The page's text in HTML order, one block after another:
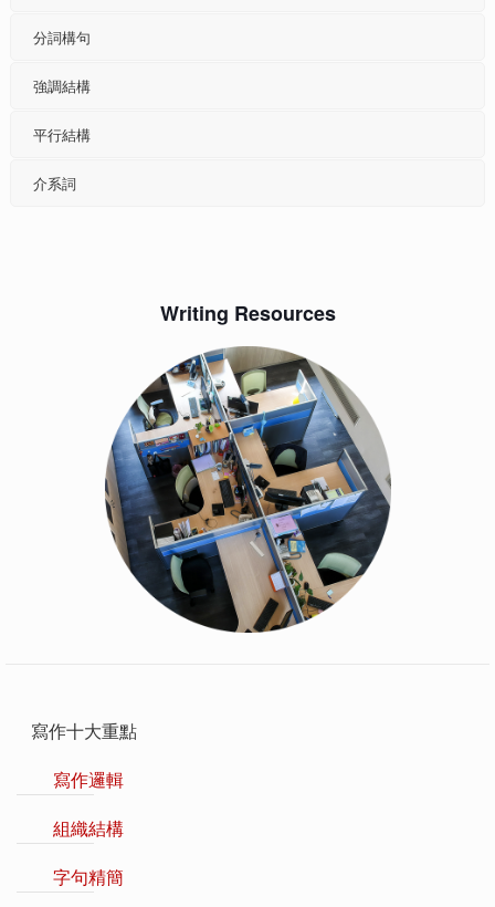
分詞構句
強調結構
平行結構
介系詞
Writing Resources
寫作十大重點
寫作邏輯
組織結構
字句精簡